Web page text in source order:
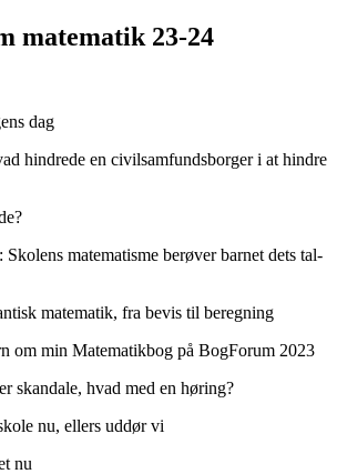
matematik 23-24
dag
hindrede en civilsamfundsborger i at hindre
matematisme berøver barnet dets tal-
matematik, fra bevis til beregning
om min Matematikbog på BogForum 2023
skandale, hvad med en høring?
nu, ellers uddør vi
nu